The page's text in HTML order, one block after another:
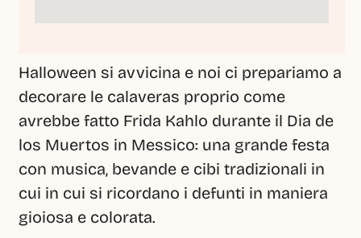
Halloween si avvicina e noi ci prepariamo a
decorare le calaveras proprio come
avrebbe fatto Frida Kahlo durante il Dia de
los Muertos in Messico: una grande festa
con musica, bevande e cibi tradizionali in
cui in cui si ricordano i defunti in maniera
gioiosa e colorata.